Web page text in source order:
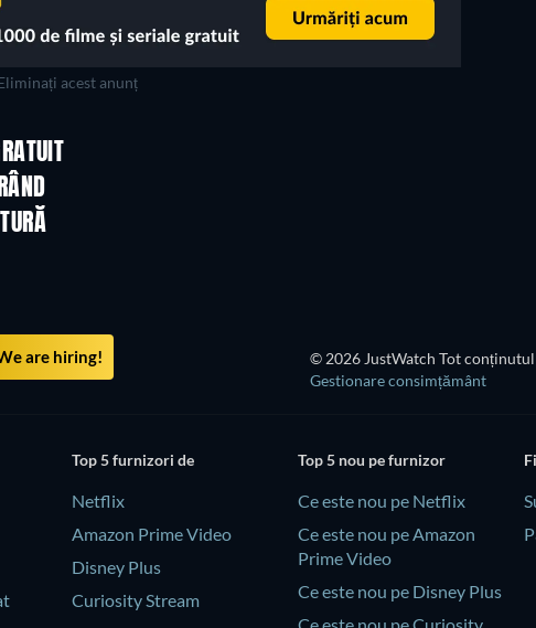
acest anunț
are hiring! © 2026 JustWatch Tot
Gestionare consimțământ
Top 5 furnizori de
Netflix
Amazon Prime Video
Disney Plus
Curiosity Stream
Top 5 nou pe furnizor
Ce este nou pe Netflix
Ce este nou pe Amazon
Prime Video
Ce este nou pe Disney Plus